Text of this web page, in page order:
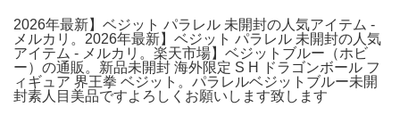
2026年最新】ベジット パラレル 未開封の人気アイテム -
メルカリ。2026年最新】ベジット パラレル 未開封の人気
アイテム - メルカリ。楽天市場】ベジットブルー（ホビ
ー）の通販。新品未開封 海外限定 S H ドラゴンボール フ
ィギュア 界王拳 ベジット。パラレルベジットブルー未開
封素人目美品ですよろしくお願いします致します